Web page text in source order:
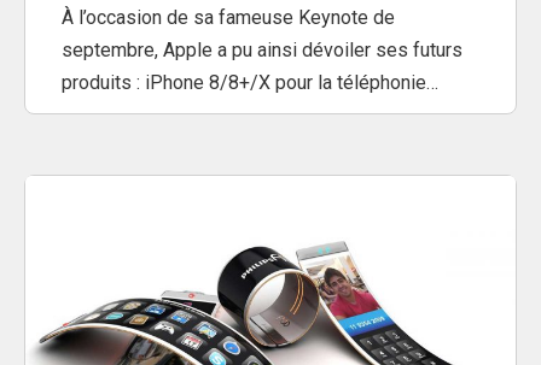
À l’occasion de sa fameuse Keynote de
septembre, Apple a pu ainsi dévoiler ses futurs
produits : iPhone 8/8+/X pour la téléphonie…